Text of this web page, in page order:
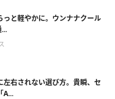
っと軽やかに。ウンナナクール
...
左右されない選び方。貴瞬、セ
A...